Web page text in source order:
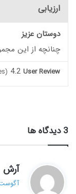
ارزیابی
دوستان عزیز
چنانچه از این
User Review
4.2
‫3 دیدگاه ها
آرش
ف آگوست 17, 2025 در